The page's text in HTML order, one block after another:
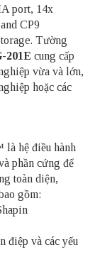
port, 14x
CP9
Tường
201E cung cấp
vừa và lớn,
hoặc các
hệ điều hành
phần cứng để
toàn diện,
gồm:
điệp và các yếu